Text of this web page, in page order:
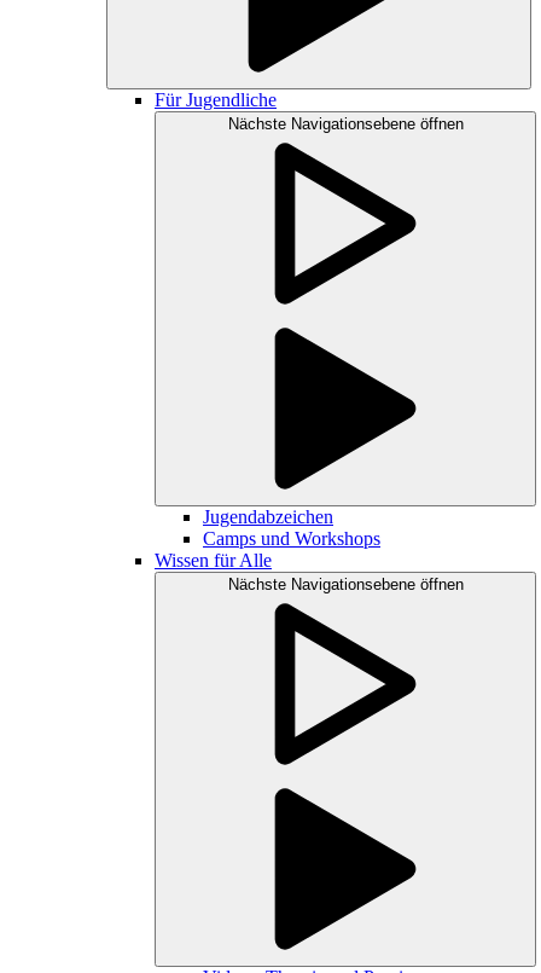
Für Jugendliche
Nächste Navigationsebene öffnen
Jugendabzeichen
Camps und Workshops
Wissen für Alle
Nächste Navigationsebene öffnen